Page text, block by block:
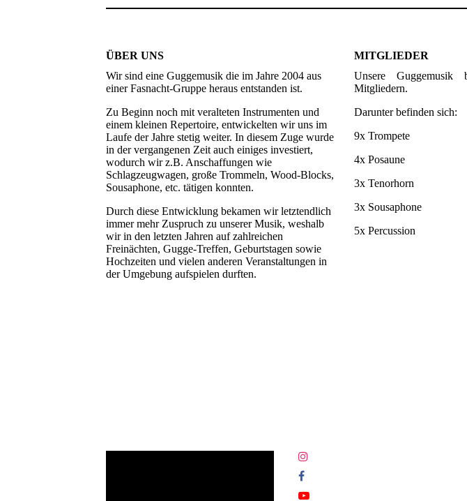
ÜBER UNS
Wir sind eine Guggemusik die im Jahre 2004 aus
einer Fasnacht-Gruppe heraus entstanden ist.
Zu Beginn noch mit veralteten Instrumenten und
einem kleinen Repertoire, entwickelten wir uns im
Laufe der Jahre stetig weiter. In diesem Zuge wurde
in der vergangenen Zeit auch einiges investiert,
wodurch wir z.B. Anschaffungen wie
Schlagzeugwagen, große Trommeln, Wood-Blocks,
Sousaphone, etc. tätigen konnten.
Durch diese Entwicklung bekamen wir letztendlich
immer mehr Zuspruch zu unserer Musik, weshalb
wir in den letzten Jahren auf zahlreichen
Freinächten, Gugge-Treffen, Geburtstagen sowie
Hochzeiten und vielen anderen Veranstaltungen in
der Umgebung aufspielen durften.
MITGLIEDER
Unsere
Mitgliedern.
Darunter befinden sich:
9x Trompete
4x Posaune
3x Tenorhorn
3x Sousaphone
5x Percussion